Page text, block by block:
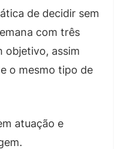
de decidir sem
com três
objetivo, assim
o mesmo tipo de
atuação e